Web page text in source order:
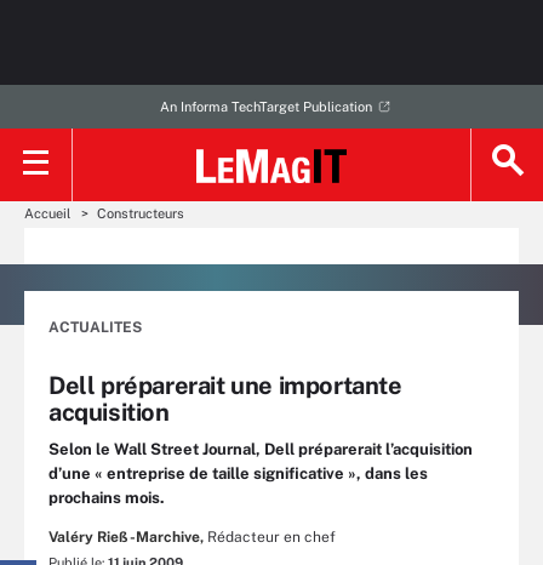
An Informa TechTarget Publication
Accueil Constructeurs
ACTUALITES
Dell préparerait une importante
acquisition
Selon le Wall Street Journal, Dell préparerait l’acquisition
d’une « entreprise de taille significative », dans les
prochains mois.
Valéry Rieß-Marchive, Rédacteur en chef